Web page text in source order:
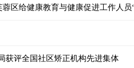
区给健康教育与健康促进工作人员
获评全国社区矫正机构先进集体